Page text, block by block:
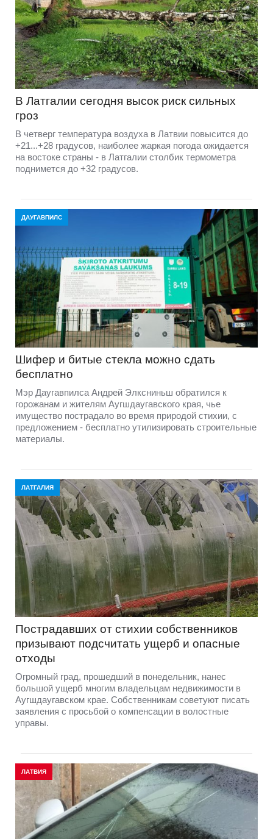
В Латгалии сегодня высок риск сильных
гроз
В четверг температура воздуха в Латвии повысится до
+21...+28 градусов, наиболее жаркая погода ожидается
на востоке страны - в Латгалии столбик термометра
поднимется до +32 градусов.
ДАУГАВПИЛС
Шифер и битые стекла можно сдать
бесплатно
Мэр Даугавпилса Андрей Элксниньш обратился к
горожанам и жителям Аугшдаугавского края, чье
имущество пострадало во время природой стихии, с
предложением - бесплатно утилизировать строительные
материалы.
ЛАТГАЛИЯ
Пострадавших от стихии собственников
призывают подсчитать ущерб и опасные
отходы
Огромный град, прошедший в понедельник, нанес
большой ущерб многим владельцам недвижимости в
Аугшдаугавском крае. Собственникам советуют писать
заявления с просьбой о компенсации в волостные
управы.
ЛАТВИЯ